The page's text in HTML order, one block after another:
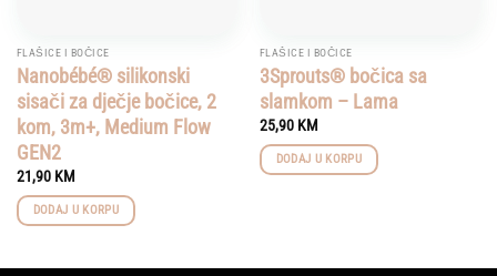
FLAŠICE I BOČICE
Nanobébé® silikonski
sisači za dječje bočice, 2
kom, 3m+, Medium Flow
GEN2
21,90 KM
DODAJ U KORPU
FLAŠICE I BOČICE
3Sprouts® bočica sa
slamkom – Lama
25,90 KM
DODAJ U KORPU